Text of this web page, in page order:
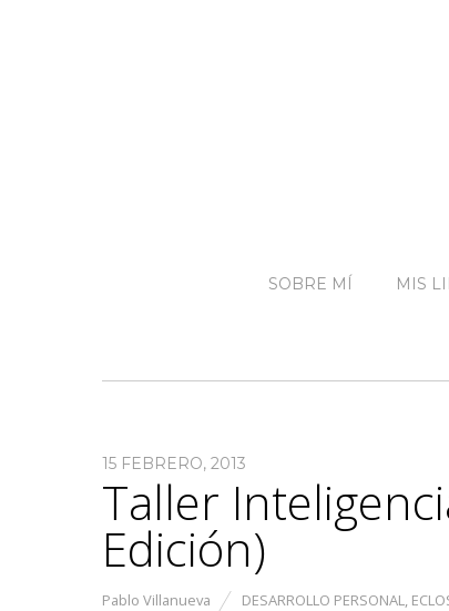
SOBRE MÍ MIS
15 FEBRERO, 2013
Taller
Edición)
Pablo Villanueva DESARROLLO PERSONAL,